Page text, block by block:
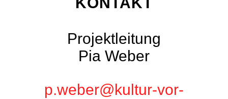
Projektleitung
Pia Weber
p.weber@kultur-vor-